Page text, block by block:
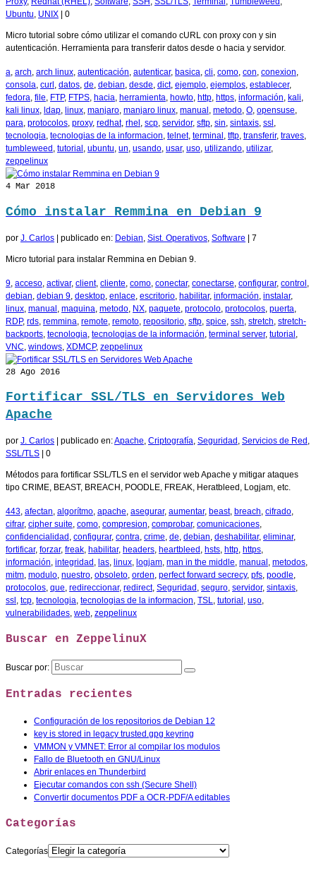
Ubuntu UNIX | 0
Micro tutorial sobre cómo utilizar el comando cURL con proxy con y sin
autenticación. Herramienta para transferir datos desde o hacia y servidor.
a arch arch linux autenticación autenticar, basica cli como con conexion
consola curl datos de debian desde dict, ejemplo ejemplos establecer,
fedora file FTP, FTPS hacia herramienta howto http https información kali
kali linux ldap linux manjaro manjaro linux manual metodo O opensuse
para protocolos proxy, redhat, rhel scp servidor, sftp sin sintaxis ssl
tecnologia tecnologias de la informacion telnet, terminal tftp transferir, traves
tumbleweed tutorial ubuntu un usando usar, uso utilizando utilizar,
zeppelinux
4 Mar 2018
Cómo instalar Remmina en Debian 9
por J. Carlos | publicado en: Debian Sist. Operativos Software | 7
Micro tutorial para instalar Remmina en Debian 9.
9 acceso activar, client, cliente como conectar, conectarse configurar, control
debian debian 9 desktop enlace escritorio habilitar, información instalar,
linux manual maquina metodo NX paquete protocolo protocolos puerta
RDP, rds remmina remote remoto repositorio sftp spice ssh stretch stretch-
backports tecnologia tecnologias de la información terminal server, tutorial
VNC windows XDMCP, zeppelinux
28 Ago 2016
Fortificar SSL/TLS en Servidores Web
Apache
por J. Carlos publicado en:Apache, Criptografía, Seguridad , Servicios de Red ,
SSL/TLS
0
Métodos para fortificar SSL/TLS en el servidor web Apache y mitigar ataques
tipo CRIME, BEAST, BREACH, POODLE, FREAK, Heratbleed, Logjam, etc.
443, afectan, algorítmo, apache, asegurar, aumentar, beast, breach, cifrado,
cifrar, cipher suite, como, compresion, comprobar, comunicaciones,
confidencialidad , configurar, contra, crime, de, debian, deshabilitar, eliminar,
fortificar, forzar, freak, habilitar, headers, heartbleed , hsts, http, https,
información, integridad , las, linux, logjam, man in the middle, manual , metodos,
mitm, modulo, nuestro, obsoleto, orden, perfect forward secrecy, pfs, poodle,
protocolos, que, redireccionar, redirect, Seguridad , seguro, servidor, sintaxis,
ssl , tcp, tecnologia, tecnologias de la informacion, TSL, tutorial , uso,
vulnerabilidades, web, zeppelinux
Buscar en ZeppelinuX
Buscar por:
Entradas recientes
Configuración de los repositorios de Debian 12
key is stored in legacy trusted.gpg keyring
VMMON y VMNET: Error al compilar los modulos
Fallo de Bluetooth en GNU/Linux
Abrir enlaces en Thunderbird
Ejecutar comandos con ssh (Secure Shell)
Convertir documentos PDF a OCR-PDF/A editables
Categorías
Categorías